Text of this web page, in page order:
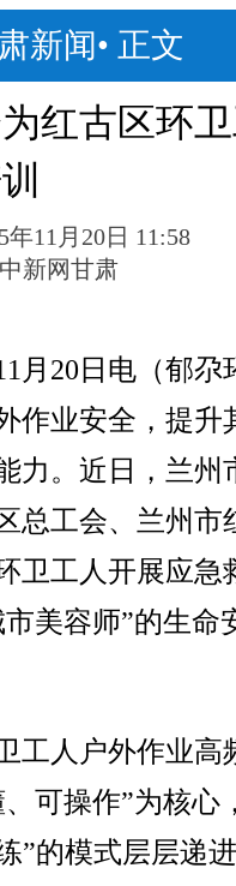
新闻• 正文
红古区环
年11月20日 11:58
中新网甘肃
20日电（郁尕
作业安全，提升
力。近日，兰州
总工会、兰州市
卫工人开展应急
美容师”的生命
人户外作业高
可操作”为核心
”的模式层层递